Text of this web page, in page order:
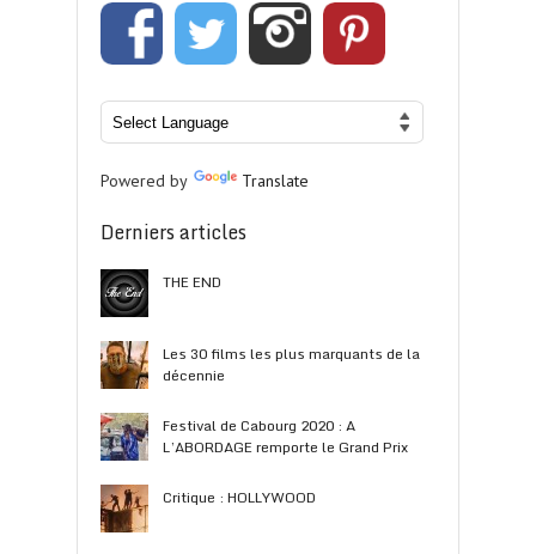
Powered by Translate
Derniers articles
THE END
Les 30 films les plus marquants de la
décennie
Festival de Cabourg 2020 : A
L’ABORDAGE remporte le Grand Prix
Critique : HOLLYWOOD